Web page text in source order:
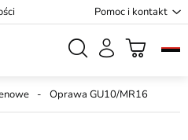
Pomoc i kontakt
Oprawa GU10/MR16